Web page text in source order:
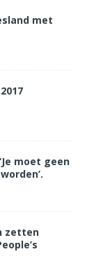
met
moet geen
zetten